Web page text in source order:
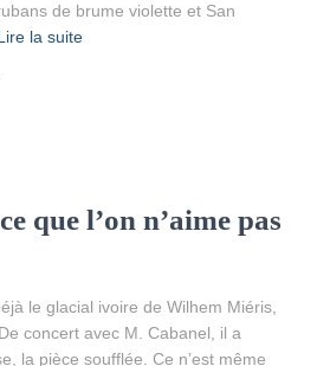
de brume violette et San
la suite
que l’on n’aime pas
le glacial ivoire de Wilhem Miéris,
concert avec M. Cabanel, il a
la pièce soufflée. Ce n’est même